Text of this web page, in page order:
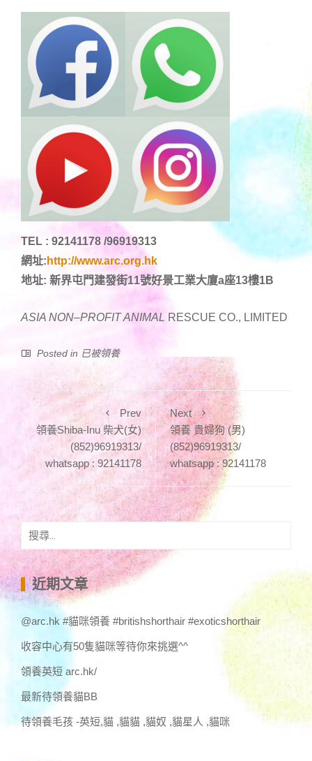
TEL : 92141178 /96919313
網址: http://www.arc.org.hk
地址: 新界屯門建發街11號好景工業大廈a座13樓1B
ASIA NON–PROFIT ANIMAL RESCUE CO., LIMITED
Posted in 已被領養
Prev
領養Shiba-Inu 柴犬(女)
(852)96919313/
whatsapp : 92141178
Next
領養 貴婦狗 (男)
(852)96919313/
whatsapp : 92141178
搜
關
鍵
字:
近期文章
@arc.hk #貓咪領養 #britishshorthair #exoticshorthair
收容中心有50隻貓咪等待你來挑選^^
領養英短 arc.hk/
最新待領養貓BB
待領養毛孩 -英短,貓 ,貓貓 ,貓奴 ,貓星人 ,貓咪